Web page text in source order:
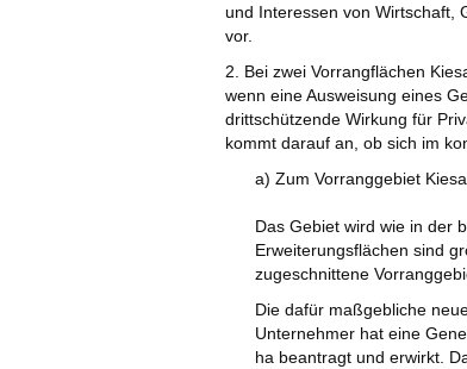
und Interessen von Wirtschaft,
vor.
2. Bei zwei Vorrangflächen
wenn eine Ausweisung eines
drittschützende Wirkung für
kommt darauf an, ob sich im
a) Zum Vorranggebiet
Das Gebiet wird wie in der
Erweiterungsflächen sind
zugeschnittene
Die dafür maßgebliche
Unternehmer hat eine
ha beantragt und erwirkt.